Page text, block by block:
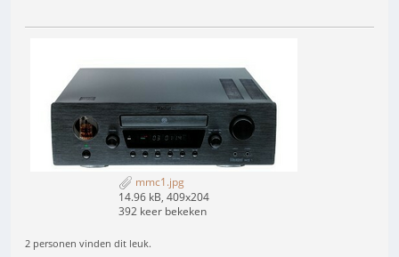
mmc1.jpg
14.96 kB, 409x204
392 keer bekeken
2 personen vinden dit leuk.